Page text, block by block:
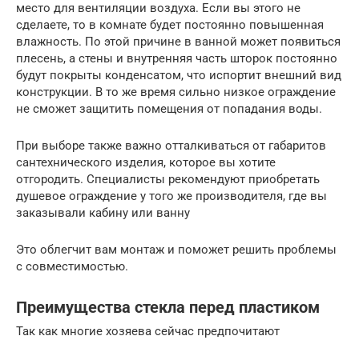
место для вентиляции воздуха. Если вы этого не
сделаете, то в комнате будет постоянно повышенная
влажность. По этой причине в ванной может появиться
плесень, а стены и внутренняя часть шторок постоянно
будут покрыты конденсатом, что испортит внешний вид
конструкции. В то же время сильно низкое ограждение
не сможет защитить помещения от попадания воды.
При выборе также важно отталкиваться от габаритов
сантехнического изделия, которое вы хотите
отгородить. Специалисты рекомендуют приобретать
душевое ограждение у того же производителя, где вы
заказывали кабину или ванну
Это облегчит вам монтаж и поможет решить проблемы
с совместимостью.
Преимущества стекла перед пластиком
Так как многие хозяева сейчас предпочитают